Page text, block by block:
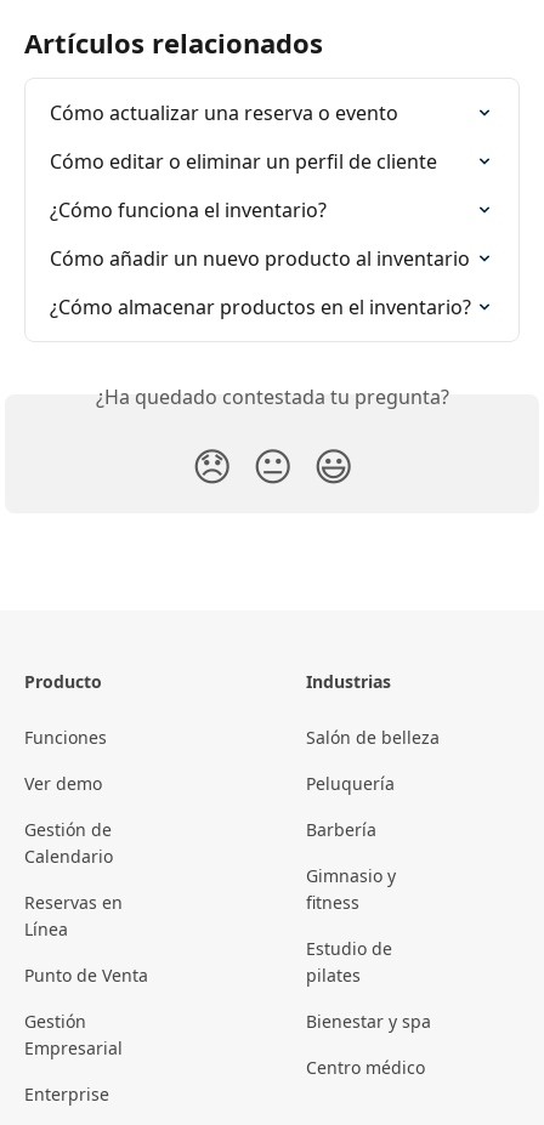
Artículos relacionados
Cómo actualizar una reserva o evento
Cómo editar o eliminar un perfil de cliente
¿Cómo funciona el inventario?
Cómo añadir un nuevo producto al inventario
¿Cómo almacenar productos en el inventario?
¿Ha quedado contestada tu pregunta?
😞 😐 😃
Producto
Funciones
Ver demo
Gestión de
Calendario
Reservas en
Línea
Punto de Venta
Gestión
Empresarial
Enterprise
Industrias
Salón de belleza
Peluquería
Barbería
Gimnasio y
fitness
Estudio de
pilates
Bienestar y spa
Centro médico